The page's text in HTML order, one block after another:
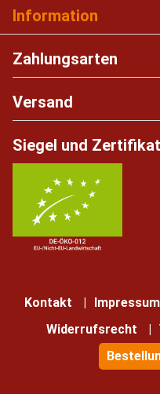
Information
Zahlungsarten
Versand
Siegel und
Kontakt Impressum
Widerrufsrecht